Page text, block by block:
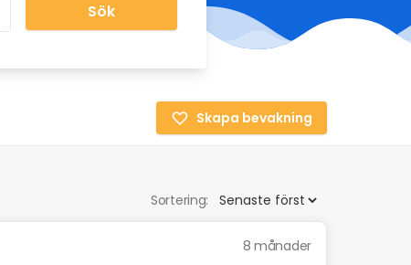
Sök
Skapa bevakning
Sortering:
8 månader